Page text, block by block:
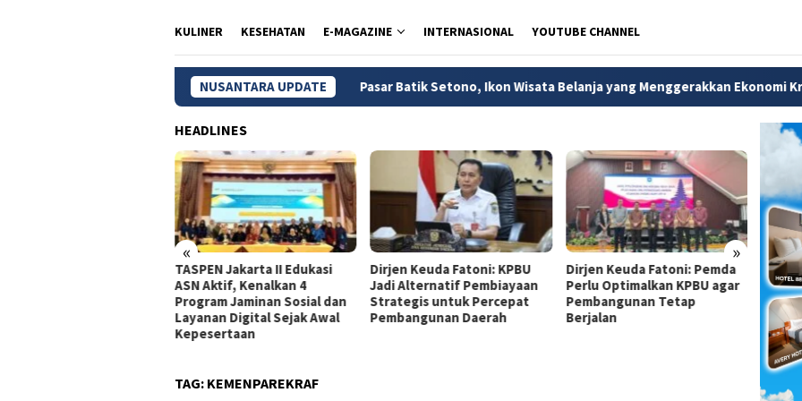
KULINER KESEHATAN E-MAGAZINE INTERNASIONAL YOUTUBE CHANNEL
NUSANTARA UPDATE
Pasar Batik Setono, Ikon Wisata Belanja yang Menggerakkan Ekonomi Kreatif Pekalongan
HEADLINES
« »
TASPEN Jakarta II Edukasi
ASN Aktif, Kenalkan 4
Program Jaminan Sosial dan
Layanan Digital Sejak Awal
Kepesertaan
Dirjen Keuda Fatoni: KPBU
Jadi Alternatif Pembiayaan
Strategis untuk Percepat
Pembangunan Daerah
Dirjen Keuda Fatoni: Pemda
Perlu Optimalkan KPBU agar
Pembangunan Tetap
Berjalan
TAG: KEMENPAREKRAF